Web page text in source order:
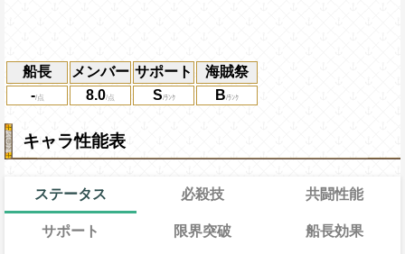
船長 メンバー サポート
海賊祭
-
8.0 S B
キャラ性能表
ステータス 必殺技 共闘性能
サポート 限界突破 船長効果